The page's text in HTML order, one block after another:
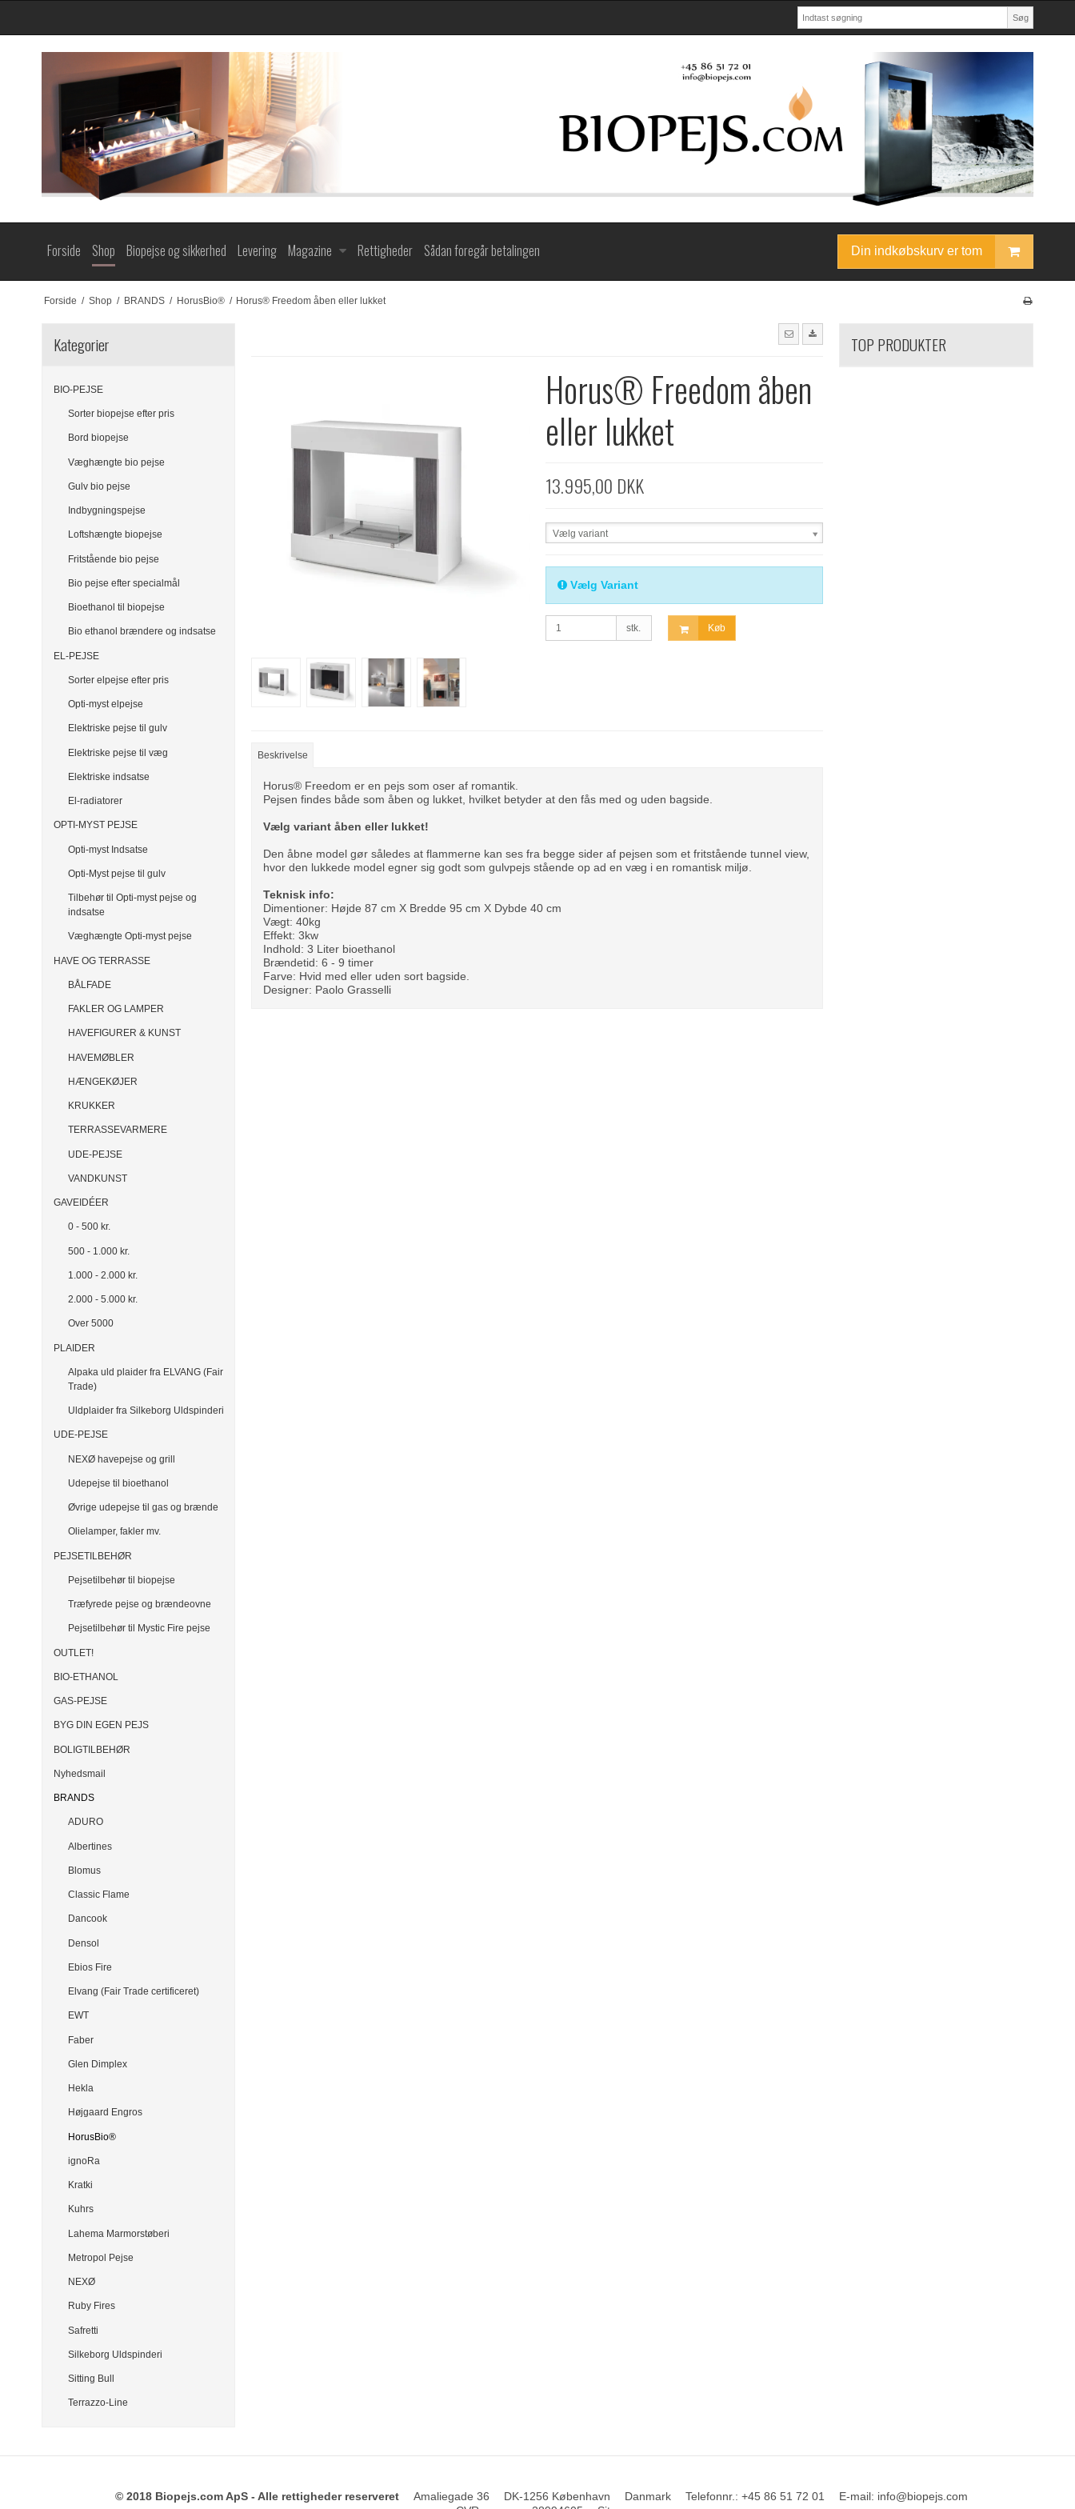
Søg
Forside Shop Biopejse og sikkerhed Levering Magazine Rettigheder Sådan foregår betalingen Din indkøbskurv er tom
Forside / Shop / BRANDS / HorusBio® / Horus® Freedom åben eller lukket
Kategorier
BIO-PEJSE
Sorter biopejse efter pris
Bord biopejse
Væghængte bio pejse
Gulv bio pejse
Indbygningspejse
Loftshængte biopejse
Fritstående bio pejse
Bio pejse efter specialmål
Bioethanol til biopejse
Bio ethanol brændere og indsatse
EL-PEJSE
Sorter elpejse efter pris
Opti-myst elpejse
Elektriske pejse til gulv
Elektriske pejse til væg
Elektriske indsatse
El-radiatorer
OPTI-MYST PEJSE
Opti-myst Indsatse
Opti-Myst pejse til gulv
Tilbehør til Opti-myst pejse og
indsatse
Væghængte Opti-myst pejse
HAVE OG TERRASSE
BÅLFADE
FAKLER OG LAMPER
HAVEFIGURER & KUNST
HAVEMØBLER
HÆNGEKØJER
KRUKKER
TERRASSEVARMERE
UDE-PEJSE
VANDKUNST
GAVEIDÉER
0 - 500 kr.
500 - 1.000 kr.
1.000 - 2.000 kr.
2.000 - 5.000 kr.
Over 5000
PLAIDER
Alpaka uld plaider fra ELVANG (Fair
Trade)
Uldplaider fra Silkeborg Uldspinderi
UDE-PEJSE
NEXØ havepejse og grill
Udepejse til bioethanol
Øvrige udepejse til gas og brænde
Olielamper, fakler mv.
PEJSETILBEHØR
Pejsetilbehør til biopejse
Træfyrede pejse og brændeovne
Pejsetilbehør til Mystic Fire pejse
OUTLET!
BIO-ETHANOL
GAS-PEJSE
BYG DIN EGEN PEJS
BOLIGTILBEHØR
Nyhedsmail
BRANDS
ADURO
Albertines
Blomus
Classic Flame
Dancook
Densol
Ebios Fire
Elvang (Fair Trade certificeret)
EWT
Faber
Glen Dimplex
Hekla
Højgaard Engros
HorusBio®
ignoRa
Kratki
Kuhrs
Lahema Marmorstøberi
Metropol Pejse
NEXØ
Ruby Fires
Safretti
Silkeborg Uldspinderi
Sitting Bull
Terrazzo-Line
Horus® Freedom åben
eller lukket
13.995,00 DKK
Vælg variant
Vælg Variant
stk. Køb
Beskrivelse
Horus® Freedom er en pejs som oser af romantik.
Pejsen findes både som åben og lukket, hvilket betyder at den fås med og uden bagside.
Vælg variant åben eller lukket!
Den åbne model gør således at flammerne kan ses fra begge sider af pejsen som et fritstående tunnel view,
hvor den lukkede model egner sig godt som gulvpejs stående op ad en væg i en romantisk miljø.
Teknisk info:
Dimentioner: Højde 87 cm X Bredde 95 cm X Dybde 40 cm
Vægt: 40kg
Effekt: 3kw
Indhold: 3 Liter bioethanol
Brændetid: 6 - 9 timer
Farve: Hvid med eller uden sort bagside.
Designer: Paolo Grasselli
TOP PRODUKTER
© 2018 Biopejs.com ApS - Alle rettigheder reserveret Amaliegade 36 DK-1256 København Danmark Telefonnr.: +45 86 51 72 01 E-mail: info@biopejs.com